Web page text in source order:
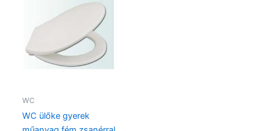
WC
WC ülőke gyerek